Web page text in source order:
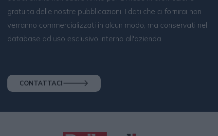
gratuita delle nostre pubblicazioni. I dati che ci fornirai non
verranno commercializzati in alcun modo, ma conservati nel
database ad uso esclusivo interno all'azienda.
CONTATTACI